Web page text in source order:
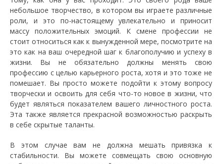
небольшое творчество, в котором вы играете различные
роли, и это по-настоящему увлекательно и приносит
массу положительных эмоций. К смене профессии не
стоит относиться как к вынужденной мере, посмотрите на
это как на ваш очередной шаг к благополучию и успеху в
жизни. Вы не обязательно должны менять свою
профессию с целью карьерного роста, хотя и это тоже не
помешает. Вы просто можете подойти к этому вопросу
творчески и освоить для себя что-то новое в жизни, что
будет являться показателем вашего личностного роста.
Эта также является прекрасной возможностью раскрыть
в себе скрытые таланты.
В этом случае вам не должна мешать привязка к
стабильности. Вы можете совмещать свою основную